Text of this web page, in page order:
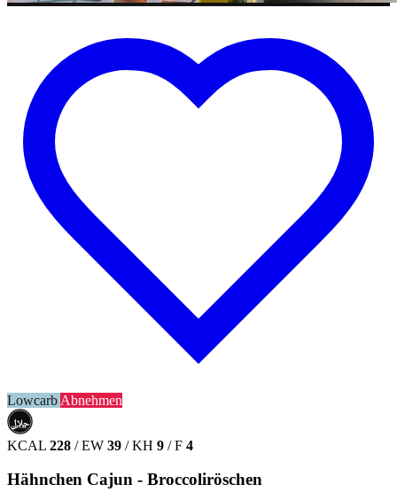
Lowcarb Abnehmen
حلال
HALAL
KCAL 228 / EW 39 / KH 9 / F 4
Hähnchen Cajun - Broccoliröschen